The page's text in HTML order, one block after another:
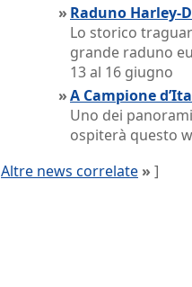
» Raduno Harley-
Lo storico
grande raduno
13 al 16 giugno
»A Campione
Uno dei
ospiterà questo
Altre news correlate » ]